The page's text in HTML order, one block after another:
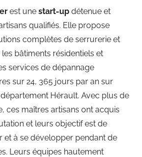
est une start-up détenue et
qualifiés. Elle propose
complètes de serrurerie et
bâtiments résidentiels et
services de dépannage
sur 24, 365 jours par an sur
Hérault. Avec plus de
ces maîtres artisans ont acquis
et leurs objectif est de
à se développer pendant de
Leurs équipes hautement